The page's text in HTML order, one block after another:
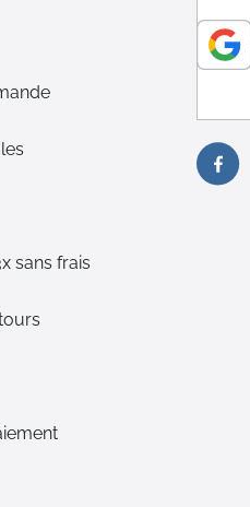
sans frais